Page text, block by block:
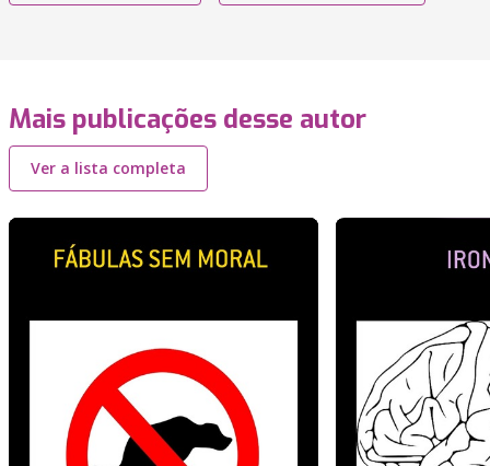
Mais publicações desse autor
Ver a lista completa